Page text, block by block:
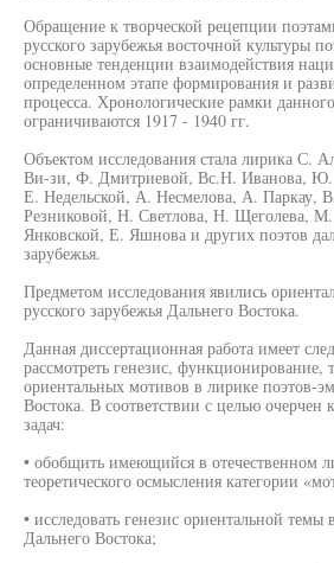
Обращение к творческой рецепции
русского зарубежья восточной культуры
основные тенденции взаимодействия
определенном этапе формирования и
процесса. Хронологические рамки
ограничиваются 1917 - 1940 гг.
Объектом исследования стала лирика С.
Ви-зи, Ф. Дмитриевой, Вс.Н. Иванова, Ю.
Е. Недельской, А. Несмелова, А. Паркау,
Резниковой, Н. Светлова, Н. Щеголева,
Янковской, Е. Яшнова и других поэтов
зарубежья.
Предметом исследования явились
русского зарубежья Дальнего Востока.
Данная диссертационная работа имеет
рассмотреть генезис, функционирование,
ориентальных мотивов в лирике поэтов-
Востока. В соответствии с целью очерчен
задач:
• обобщить имеющийся в отечественном
теоретического осмысления категории
• исследовать генезис ориентальной темы
Дальнего Востока;